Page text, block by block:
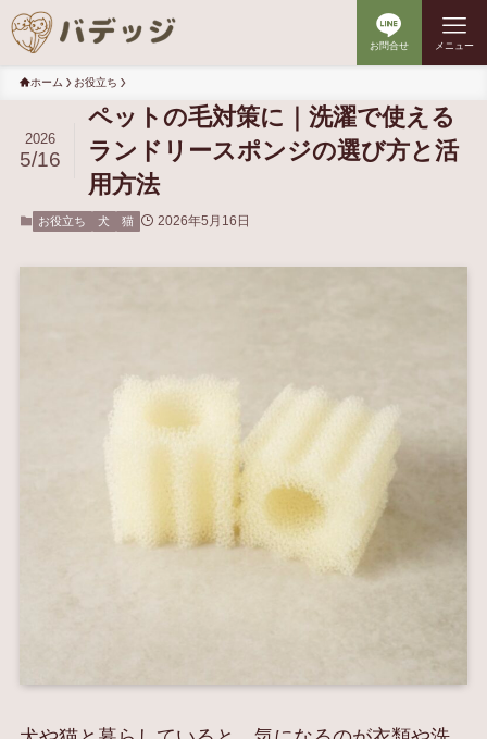
お問合せ メニュー
ホーム お役立ち
ペットの毛対策に｜洗濯で使える
ランドリースポンジの選び方と活
用方法
2026
5/16
お役立ち 犬 猫 2026年5月16日